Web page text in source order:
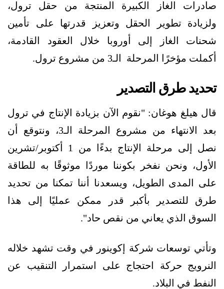
صادرات الغاز الكبيرة المنتجة من حقل ترول،
ولزيادة تطوير الحقل وتعزيز قدرتها على تأمين
شحنات الغاز إلى أوروبا خلال العقود القادمة،
أكملت مؤخرًا المرحلة الـ3 من مشروع ترول.
تحديد طرق التصدير
قال هيلغ هوغان: "نقوم الآن بزيادة الإنتاج في ترول
بعد الانتهاء من مشروع المرحلة الـ3، ونتوقع أن
نصل إلى مرحلة الإنتاج بدءًا من 1 أكتوبر/تشرين
الأول، ونحن نفخر بكوننا موردًا موثوقًا به للطاقة
على المدى الطويل، ويسعدنا أننا تمكنا من تحديد
طرق للتصدير بأكبر قدر ممكن عمليًا إلى هذا
السوق الذي يعاني من نقص حاد".
وتأتي توسعات شركة إكوينور في وقت تشهد خلاله
النرويج حركة احتجاج على استمرار التنقيب عن
النفط في البلاد.